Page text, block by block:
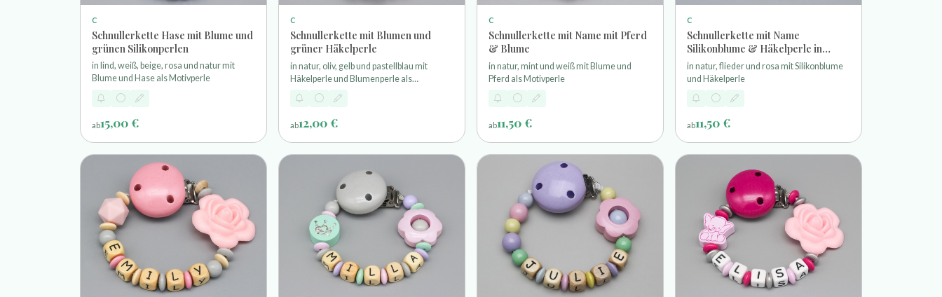
C
Schnullerkette Hase mit Blume und
grünen Silikonperlen
in lind, weiß, beige, rosa und natur mit
Blume und Hase als Motivperle
ab15,00 €
C
Schnullerkette mit Blumen und
grüner Häkelperle
in natur, oliv, gelb und pastellblau mit
Häkelperle und Blumenperle als
Motivperle
ab12,00 €
C
Schnullerkette mit Name mit Pferd
& Blume
in natur, mint und weiß mit Blume und
Pferd als Motivperle
ab11,50 €
C
Schnullerkette mit Name
Silikonblume & Häkelperle in
natur, flieder und rosa
in natur, flieder und rosa mit Silikonblume
und Häkelperle
ab11,50 €